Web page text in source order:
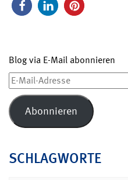
Blog via E-Mail abonnieren
E-
Mail-
Adresse
Abonnieren
SCHLAGWORTE